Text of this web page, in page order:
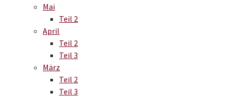
Mai
Teil 2
April
Teil 2
Teil 3
März
Teil 2
Teil 3